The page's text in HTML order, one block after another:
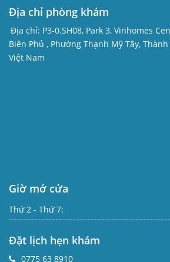
Địa chỉ phòng khám
Địa chỉ: P3-0.SH08, Park 3, Vinhomes
Biên Phủ , Phường Thạnh Mỹ Tây,
Việt Nam
Giờ mở cửa
Thứ 2 - Thứ 7:
Đặt lịch hẹn khám
0775 63 8910